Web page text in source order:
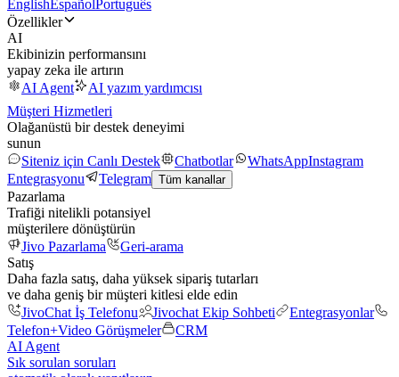
EnglishEspañolPortuguês
Özellikler
AI
Ekibinizin performansını
yapay zeka ile artırın
AI Agent
AI yazım yardımcısı
Müşteri Hizmetleri
Olağanüstü bir destek deneyimi
sunun
Siteniz için Canlı Destek
Chatbotlar WhatsAppInstagram
Entegrasyonu
Telegram Tüm kanallar
Pazarlama
Trafiği nitelikli potansiyel
müşterilere dönüştürün
Jivo Pazarlama
Geri-arama
Satış
Daha fazla satış, daha yüksek sipariş tutarları
ve daha geniş bir müşteri kitlesi elde edin
JivoChat İş Telefonu
Jivochat Ekip Sohbeti
Entegrasyonlar
Telefon+Video Görüşmeler
CRM
AI Agent
Sık sorulan soruları